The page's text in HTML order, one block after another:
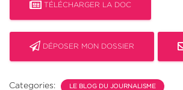
TÉLÉCHARGER LA DOC
DÉPOSER MON DOSSIER
Categories: LE BLOG DU JOURNALISME